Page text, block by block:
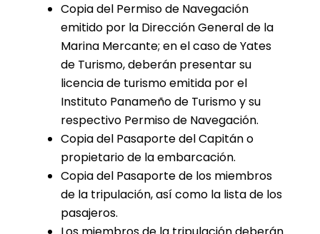
Copia del Permiso de Navegación
emitido por la Dirección General de la
Marina Mercante; en el caso de Yates
de Turismo, deberán presentar su
licencia de turismo emitida por el
Instituto Panameño de Turismo y su
respectivo Permiso de Navegación.
Copia del Pasaporte del Capitán o
propietario de la embarcación.
Copia del Pasaporte de los miembros
de la tripulación, así como la lista de los
pasajeros.